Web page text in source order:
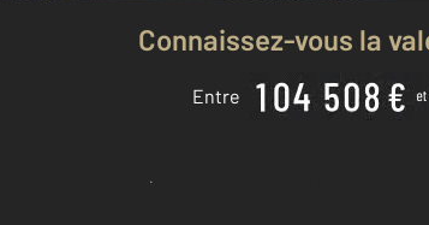
Connaissez-vous la
Entre
Je découvre combien vaut mon bien